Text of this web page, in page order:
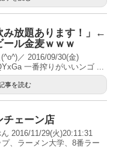
み放題あります！」←
ル金麦ｗｗｗ
／ 2016/09/30(金)
一番搾りがいいンゴ ...
事を読む
チェーン店
2016/11/29(火)20:11:31
、ラーメン大学、8番ラー